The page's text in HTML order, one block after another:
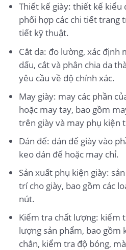
Thiết kế giày: thiết kế kiểu
phối hợp các chi tiết trang
tiết kỹ thuật.
Cắt da: đo lường, xác định
dấu, cắt và phân chia da
yêu cầu về độ chính xác.
May giày: may các phần
hoặc may tay, bao gồm
trên giày và may phụ kiện
Dán đế: dán đế giày vào
keo dán đế hoặc may chỉ.
Sản xuất phụ kiện giày:
trí cho giày, bao gồm các
nút.
Kiểm tra chất lượng: kiểm
lượng sản phẩm, bao gồm
chắn, kiểm tra độ bóng,